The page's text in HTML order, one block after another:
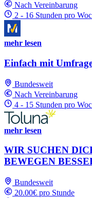
Nach Vereinbarung
2 - 16 Stunden pro
mehr lesen
Einfach mit
Bundesweit
Nach Vereinbarung
4 - 15 Stunden pro
mehr lesen
WIR SUCHEN
BEWEGEN
Bundesweit
20.00€ pro Stunde